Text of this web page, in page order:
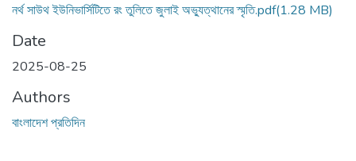
নর্থ সাউথ ইউনিভার্সিটিতে রং তুলিতে জুলাই অভ্যুত্থানের স্মৃতি.pdf(1.28 MB)
Date
2025-08-25
Authors
বাংলাদেশ প্রতিদিন